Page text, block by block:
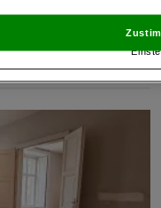
GesmbH
Ges. m. b. H.
gegen die Verarbeitung auf der
die sich auf jeder Seite
Standortdaten.
auf einem Endgerät.
von Inhalten,